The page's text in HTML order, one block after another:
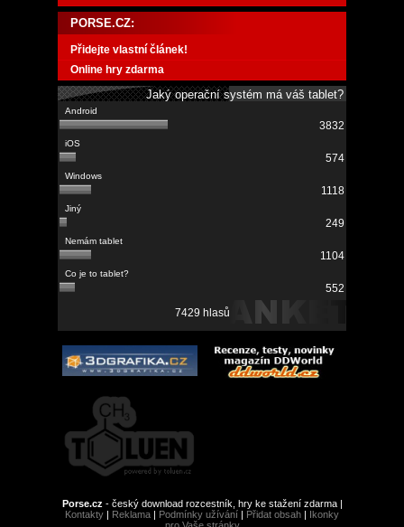
PORSE.CZ:
Přidejte vlastní článek!
Online hry zdarma
Jaký operační systém má váš tablet?
3832
574
1118
249
1104
552
7429 hlasů
Porse.cz - český download rozcestník, hry ke stažení zdarma |
Kontakty | Reklama | Podmínky užívání | Přidat obsah | Ikonky
pro Vaše stránky